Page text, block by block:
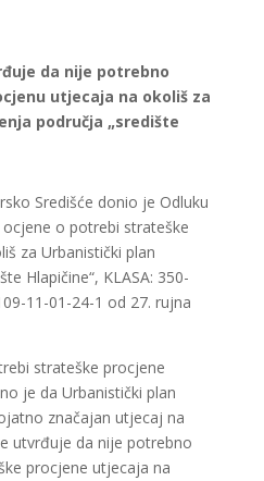
da nije potrebno
utjecaja na okoliš za
područja „središte
Središće donio je Odluku
o potrebi strateške
za Urbanistički plan
Hlapičine“, KLASA: 350-
11-01-24-1 od 27. rujna
strateške procjene
je da Urbanistički plan
značajan utjecaj na
utvrđuje da nije potrebno
procjene utjecaja na